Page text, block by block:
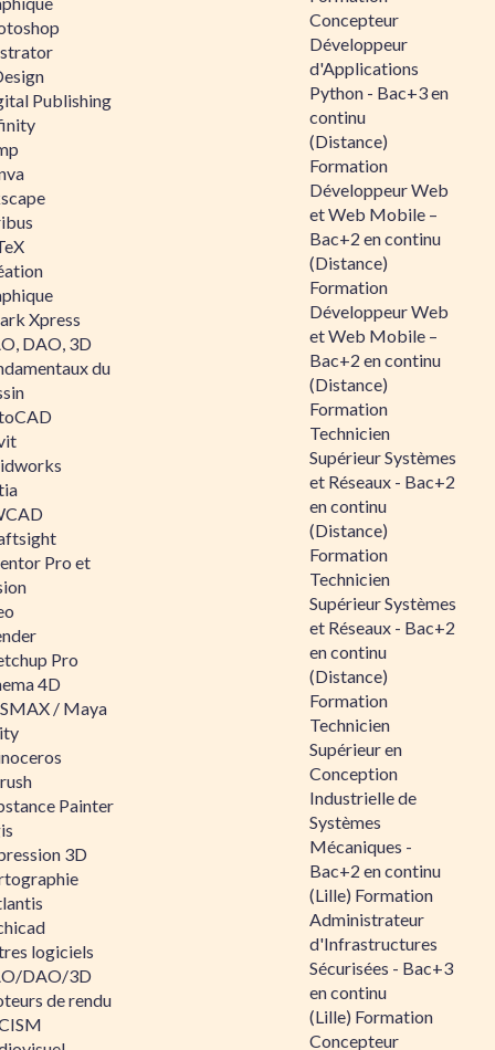
Publishing
Xpress
DAO, 3D
du
Pro et
Pro
4D
/ Maya
Painter
3D
logiciels
DAO/3D
de rendu
Concepteur
Développeur
d'Applications
Python - Bac+3 en
continu
(Distance)
Formation
Développeur Web
et Web Mobile –
Bac+2 en continu
(Distance)
Formation
Développeur Web
et Web Mobile –
Bac+2 en continu
(Distance)
Formation
Technicien
Supérieur Systèmes
et Réseaux - Bac+2
en continu
(Distance)
Formation
Technicien
Supérieur Systèmes
et Réseaux - Bac+2
en continu
(Distance)
Formation
Technicien
Supérieur en
Conception
Industrielle de
Systèmes
Mécaniques -
Bac+2 en continu
(Lille) Formation
Administrateur
d'Infrastructures
Sécurisées - Bac+3
en continu
(Lille) Formation
Concepteur